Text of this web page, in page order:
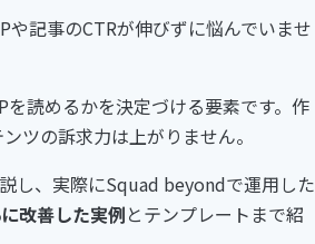
記事のCTRが伸びずに悩んでいませ
読めるかを決定づける要素です。作
ツの訴求力は上がりません。
し、実際にSquad beyondで運用した
改善した実例とテンプレートまで紹